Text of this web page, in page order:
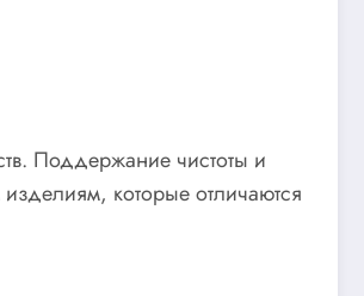
Поддержание чистоты и
которые отличаются